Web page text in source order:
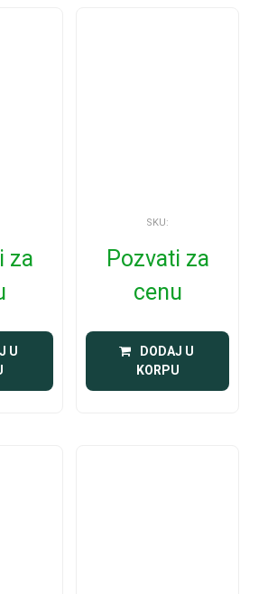
za
U
SKU:
Pozvati za
cenu
DODAJ U
KORPU